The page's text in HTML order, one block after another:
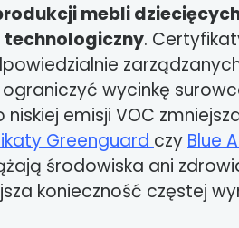
mebli
technologiczny.
zarządzanych
wycinkę
emisji VOC
Greenguard czy Blue
środowiska ani
konieczność częstej